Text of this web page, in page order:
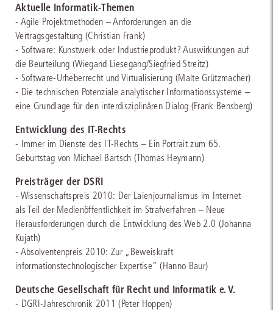
Aktuelle Informatik-Themen
- Agile Projektmethoden – Anforderungen an die
Vertragsgestaltung (Christian Frank)
- Software: Kunstwerk oder Industrieprodukt? Auswirkungen auf
die Beurteilung (Wiegand Liesegang/Siegfried Streitz)
- Software-Urheberrecht und Virtualisierung (Malte Grützmacher)
- Die technischen Potenziale analytischer Informationssysteme –
eine Grundlage für den interdisziplinären Dialog (Frank Bensberg)
Entwicklung des IT-Rechts
- Immer im Dienste des IT-Rechts – Ein Portrait zum 65.
Geburtstag von Michael Bartsch (Thomas Heymann)
Preisträger der DSRI
- Wissenschaftspreis 2010: Der Laienjournalismus im Internet
als Teil der Medienöffentlichkeit im Strafverfahren – Neue
Herausforderungen durch die Entwicklung des Web 2.0 (Johanna
Kujath)
- Absolventenpreis 2010: Zur „Beweiskraft
informationstechnologischer Expertise“ (Hanno Baur)
Deutsche Gesellschaft für Recht und Informatik e. V.
- DGRI-Jahreschronik 2011 (Peter Hoppen)